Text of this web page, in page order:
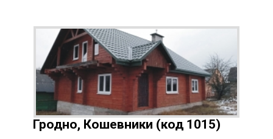
фирмы «Ariston»), электроснабжение. Для
подогрева горячей воды дополнительно в
санузле установлен электробойлер. В доме
сделан косметический ремонт. Окна – пакеты
ПВХ; дверь входная и межкомнатные
деревянные; полы деревянные, потолки
окрашены, на стенах обои. Санузел
совмещенный, облицован плиткой (4,4 кв.м).
Имеется возможность обустроить мансардный
Гродно, Кошевники (код 1015)